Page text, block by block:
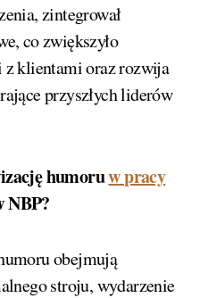
zintegrował
co zwiększyło
klientami oraz rozwija
przyszłych liderów
humoruw pracy
NBP?
obejmują
stroju, wydarzenie